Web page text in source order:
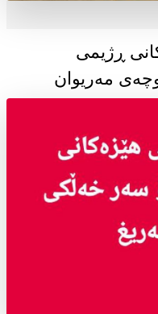
ڕژیمی
مەریوان